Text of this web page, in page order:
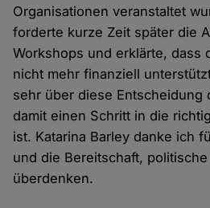
Organisationen veranstaltet
forderte kurze Zeit später die
Workshops und erklärte, dass
nicht mehr finanziell
sehr über diese Entscheidung
damit einen Schritt in die
ist. Katarina Barley danke ich
und die Bereitschaft,
überdenken.